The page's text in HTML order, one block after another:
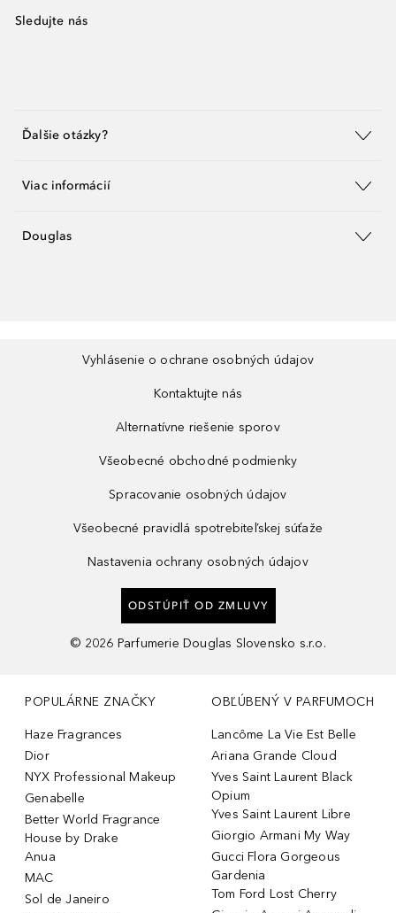
Sledujte nás
Ďalšie otázky?
Viac informácií
Douglas
Vyhlásenie o ochrane osobných údajov
Kontaktujte nás
Alternatívne riešenie sporov
Všeobecné obchodné podmienky
Spracovanie osobných údajov
Všeobecné pravidlá spotrebiteľskej súťaže
Nastavenia ochrany osobných údajov
ODSTÚPIŤ OD ZMLUVY
© 2026 Parfumerie Douglas Slovensko s.r.o.
POPULÁRNE ZNAČKY
Haze Fragrances
Dior
NYX Professional Makeup
Genabelle
Better World Fragrance
House by Drake
Anua
MAC
Sol de Janeiro
OBĽÚBENÝ V PARFUMOCH
Lancôme La Vie Est Belle
Ariana Grande Cloud
Yves Saint Laurent Black
Opium
Yves Saint Laurent Libre
Giorgio Armani My Way
Gucci Flora Gorgeous
Gardenia
Tom Ford Lost Cherry